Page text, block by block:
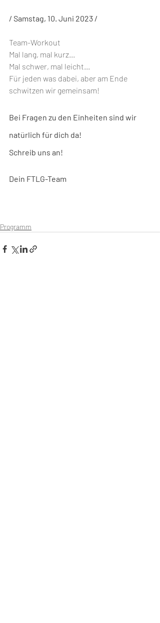
/ Samstag, 10. Juni 2023 /
Team-Workout
Mal lang, mal kurz...
Mal schwer, mal leicht...
Für jeden was dabei, aber am Ende
schwitzen wir gemeinsam!
Bei Fragen zu den Einheiten sind wir
natürlich für dich da!
Schreib uns an!
Dein FTLG-Team
Programm